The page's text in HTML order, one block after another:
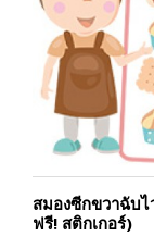
สมองซีกขวาฉับ
ฟรี! สติกเกอร์)